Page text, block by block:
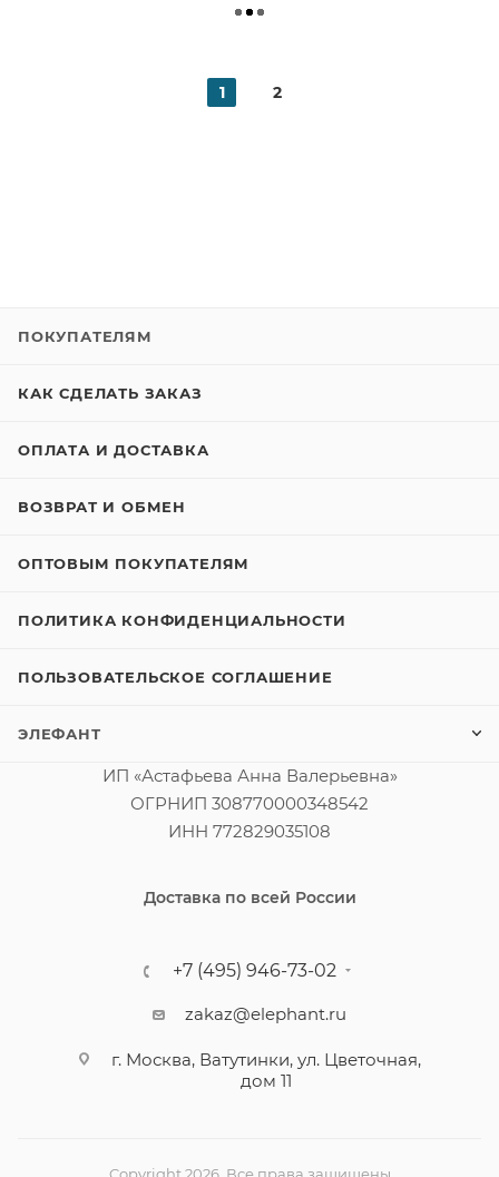
1 2
ПОКУПАТЕЛЯМ
КАК СДЕЛАТЬ ЗАКАЗ
ОПЛАТА И ДОСТАВКА
ВОЗВРАТ И ОБМЕН
ОПТОВЫМ ПОКУПАТЕЛЯМ
ПОЛИТИКА КОНФИДЕНЦИАЛЬНОСТИ
ПОЛЬЗОВАТЕЛЬСКОЕ СОГЛАШЕНИЕ
ЭЛЕФАНТ
ИП «Астафьева Анна Валерьевна»
ОГРНИП 308770000348542
ИНН 772829035108
Доставка по всей России
+7 (495) 946-73-02
zakaz@elephant.ru
г. Москва, Ватутинки, ул. Цветочная,
дом 11